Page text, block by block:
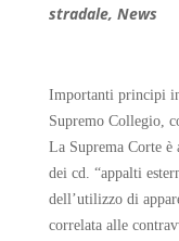
stradale, News
Importanti principi
Supremo Collegio,
La Suprema Corte è
dei cd. “appalti
dell’utilizzo di
correlata alle